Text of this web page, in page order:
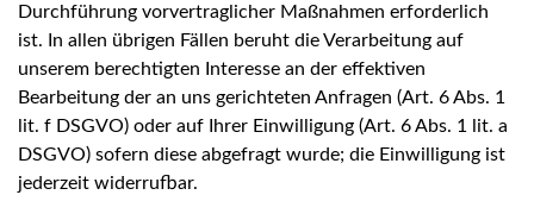
Durchführung vorvertraglicher Maßnahmen erforderlich
ist. In allen übrigen Fällen beruht die Verarbeitung auf
unserem berechtigten Interesse an der effektiven
Bearbeitung der an uns gerichteten Anfragen (Art. 6 Abs. 1
lit. f DSGVO) oder auf Ihrer Einwilligung (Art. 6 Abs. 1 lit. a
DSGVO) sofern diese abgefragt wurde; die Einwilligung ist
jederzeit widerrufbar.